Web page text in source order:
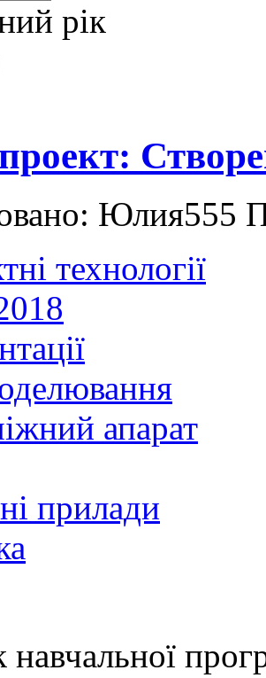
рік
Юлия555
технології
апарат
прилади
навчальної